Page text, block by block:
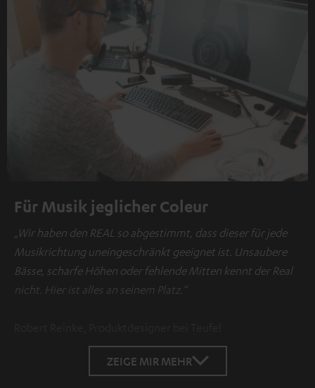
Für Musik jeglicher Coleur
„Wir haben den REAL so abgestimmt, dass dieser für jede
Musikrichtung uneingeschränkt geeignet ist. Unsaubere
Bässe, scharfe Höhen oder fehlende Mitten kennt der Real
nicht. Hier ist alles an seinem Platz.“
ZEIGE MIR MEHR